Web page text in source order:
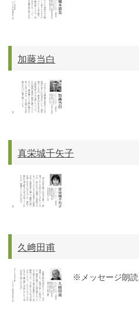
加藤当白
真栄城千矢子
久﨑田甫
※メッセージ朗読